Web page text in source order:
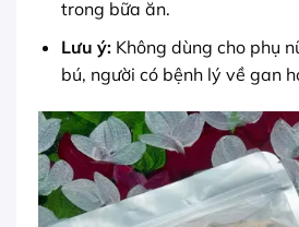
trong bữa ăn.
Lưu ý:Không dùng cho phụ
bú, người có bệnh lý về gan